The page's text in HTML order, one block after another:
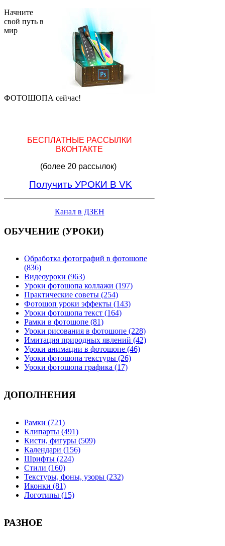
Начните
свой путь в
мир
ФОТОШОПА сейчас!
БЕСПЛАТНЫЕ РАССЫЛКИ
ВКОНТАКТЕ
(более 20 рассылок)
Получить УРОКИ В VK
Канал в ДЗЕН
ОБУЧЕНИЕ (УРОКИ)
Обработка фотографий в фотошопе
(836)
Видеоуроки (963)
Уроки фотошопа коллажи (197)
Практические советы (254)
Фотошоп уроки эффекты (143)
Уроки фотошопа текст (164)
Рамки в фотошопе (81)
Уроки рисования в фотошопе (228)
Имитация природных явлений (42)
Уроки анимации в фотошопе (46)
Уроки фотошопа текстуры (26)
Уроки фотошопа графика (17)
ДОПОЛНЕНИЯ
Рамки (721)
Клипарты (491)
Кисти, фигуры (509)
Календари (156)
Шрифты (224)
Стили (160)
Текстуры, фоны, узоры (232)
Иконки (81)
Логотипы (15)
РАЗНОЕ